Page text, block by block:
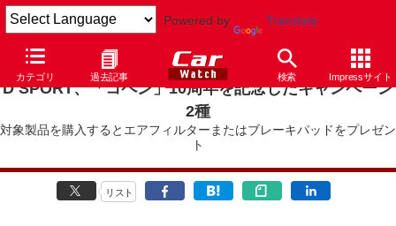
Powered by Translate
カテゴリ 過去記事 検索 Impressサイト
D SPORT、「コペン」10周年を記念したキャンペーン
2種
対象製品を購入するとエアフィルターまたはブレーキパッドをプレゼン
ト
リスト